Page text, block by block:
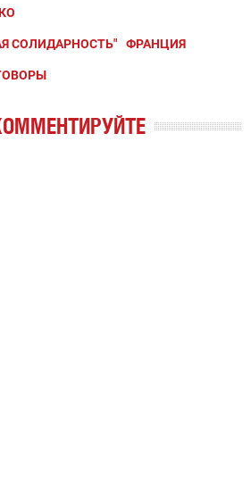
СОЛИДАРНОСТЬ" ФРАНЦИЯ